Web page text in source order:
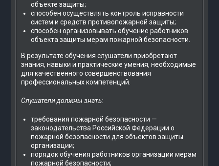
объекте защиты;
способен осуществлять контроль исправности
систем и средств противопожарной защиты;
способен организовывать обучение работников
объекта защиты мерам пожарной безопасности.
В результате обучения слушатели приобретают
знания, навыки и практические умения, необходимые
для качественного совершенствования
профессиональных компетенций.
Слушатели должны знать:
требования пожарной безопасности —
законодательства Российской Федерации о
пожарной безопасности для объектов защиты
организации;
порядок обучения работников организации мерам
пожарной безопасности;